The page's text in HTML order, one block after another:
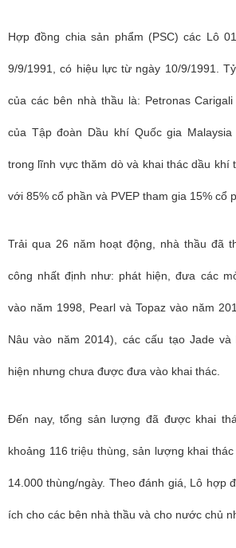
Hợp đồng chia sản phẩm (PSC) các Lô
9/9/1991, có hiệu lực từ ngày 10/9/1991.
của các bên nhà thầu là: Petronas
của Tập đoàn Dầu khí Quốc gia Malaysia
trong lĩnh vực thăm dò và khai thác dầu khí
với 85% cổ phần và PVEP tham gia 15% cổ
Trải qua 26 năm hoạt động, nhà thầu đã
công nhất định như: phát hiện, đưa các
vào năm 1998, Pearl và Topaz vào năm
Nâu vào năm 2014), các cấu tạo Jade
hiện nhưng chưa được đưa vào khai thác.
Đến nay, tổng sản lượng đã được khai
khoảng 116 triệu thùng, sản lượng khai
14.000 thùng/ngày. Theo đánh giá, Lô hợp
ích cho các bên nhà thầu và cho nước chủ